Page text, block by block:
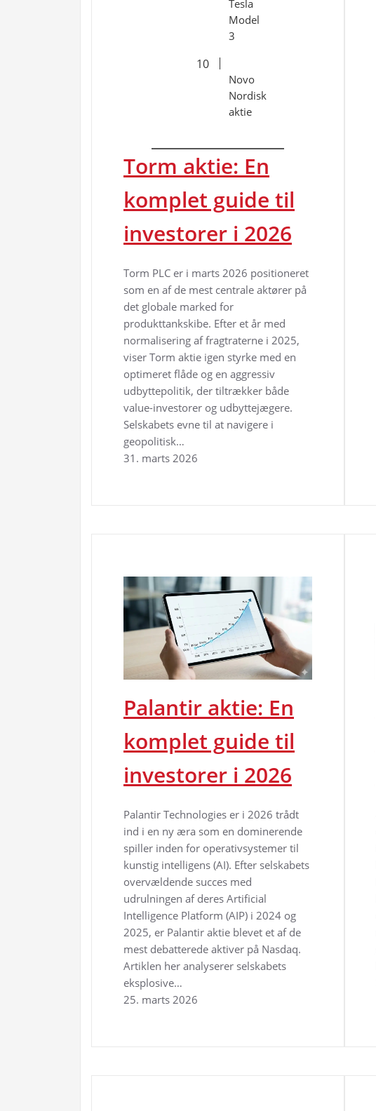
Tesla
Model
3
Novo
Nordisk
aktie
Torm aktie: En
komplet guide til
investorer i 2026
Torm PLC er i marts 2026 positioneret
som en af de mest centrale aktører på
det globale marked for
produkttankskibe. Efter et år med
normalisering af fragtraterne i 2025,
viser Torm aktie igen styrke med en
optimeret flåde og en aggressiv
udbyttepolitik, der tiltrækker både
value-investorer og udbyttejægere.
Selskabets evne til at navigere i
geopolitisk…
31. marts 2026
Palantir aktie: En
komplet guide til
investorer i 2026
Palantir Technologies er i 2026 trådt
ind i en ny æra som en dominerende
spiller inden for operativsystemer til
kunstig intelligens (AI). Efter selskabets
overvældende succes med
udrulningen af deres Artificial
Intelligence Platform (AIP) i 2024 og
2025, er Palantir aktie blevet et af de
mest debatterede aktiver på Nasdaq.
Artiklen her analyserer selskabets
eksplosive…
25. marts 2026